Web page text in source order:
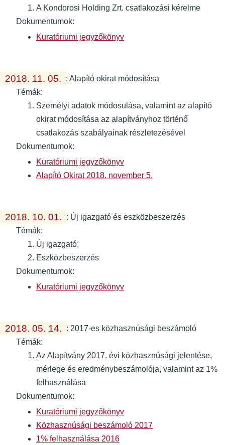
A Kondorosi Holding Zrt. csatlakozási kérelme
Dokumentumok:
Kuratóriumi jegyzőkönyv
2018. 11. 05. :Alapító okirat módosítása
Témák:
Személyi adatok módosulása, valamint az alapító
okirat módosítása az alapítványhoz történő
csatlakozás szabályainak részletezésével
Dokumentumok:
Kuratóriumi jegyzőkönyv
Alapító Okirat 2018. november 5.
2018. 10. 01. : Új igazgató és eszközbeszerzés
Témák:
Új igazgató;
Eszközbeszerzés
Dokumentumok:
Kuratóriumi jegyzőkönyv
2018. 05. 14. : 2017-es közhasznúsági beszámoló
Témák:
Az Alapítvány 2017. évi közhasznúsági jelentése,
mérlege és eredménybeszámolója, valamint az 1%
felhasználása
Dokumentumok:
Kuratóriumi jegyzőkönyv
Közhasznúsági beszámoló 2017
1% felhasználása 2016